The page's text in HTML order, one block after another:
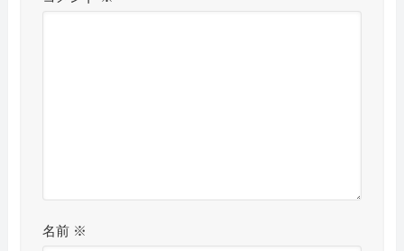
名前 ※